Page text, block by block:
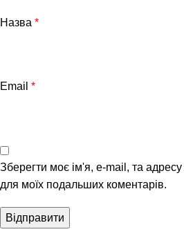
Назва *
Email *
Зберегти моє ім'я, e-mail, та
для моїх подальших коментарів.